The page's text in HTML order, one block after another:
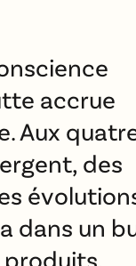
accrue
Aux
des
dans un